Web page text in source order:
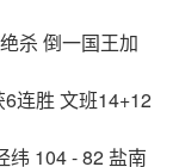
杀 倒一国王加
连胜 文班14+12
纬 104 - 82 盐南